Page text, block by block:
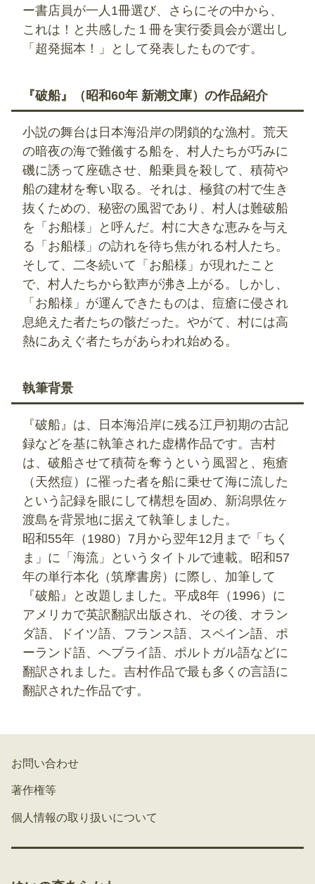
ー書店員が一人1冊選び、さらにその中から、
これは！と共感した１冊を実行委員会が選出し
「超発掘本！」として発表したものです。
『破船』（昭和60年 新潮文庫）の作品紹介
小説の舞台は日本海沿岸の閉鎖的な漁村。荒天
の暗夜の海で難儀する船を、村人たちが巧みに
磯に誘って座礁させ、船乗員を殺して、積荷や
船の建材を奪い取る。それは、極貧の村で生き
抜くための、秘密の風習であり、村人は難破船
を「お船様」と呼んだ。村に大きな恵みを与え
る「お船様」の訪れを待ち焦がれる村人たち。
そして、二冬続いて「お船様」が現れたこと
で、村人たちから歓声が沸き上がる。しかし、
「お船様」が運んできたものは、痘瘡に侵され
息絶えた者たちの骸だった。やがて、村には高
熱にあえぐ者たちがあらわれ始める。
執筆背景
『破船』は、日本海沿岸に残る江戸初期の古記
録などを基に執筆された虚構作品です。吉村
は、破船させて積荷を奪うという風習と、疱瘡
（天然痘）に罹った者を船に乗せて海に流した
という記録を眼にして構想を固め、新潟県佐ヶ
渡島を背景地に据えて執筆しました。
昭和55年（1980）7月から翌年12月まで「ちく
ま」に「海流」というタイトルで連載。昭和57
年の単行本化（筑摩書房）に際し、加筆して
『破船』と改題しました。平成8年（1996）に
アメリカで英訳翻訳出版され、その後、オラン
ダ語、ドイツ語、フランス語、スペイン語、ポ
ーランド語、ヘブライ語、ポルトガル語などに
翻訳されました。吉村作品で最も多くの言語に
翻訳された作品です。
お問い合わせ
著作権等
個人情報の取り扱いについて